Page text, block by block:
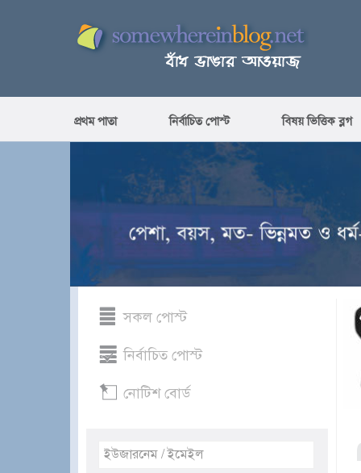
প্রথম পাতা নির্বাচিত পোস্ট বিষয় ভিত্তিক ব্লগ
সকল পোস্ট
নির্বাচিত পোস্ট
নোটিশ বোর্ড